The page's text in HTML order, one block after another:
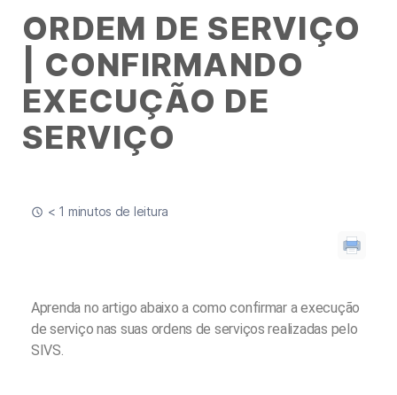
ORDEM DE SERVIÇO
| CONFIRMANDO
EXECUÇÃO DE
SERVIÇO
< 1 minutos de leitura
Aprenda no artigo abaixo a como confirmar a execução
de serviço nas suas ordens de serviços realizadas pelo
SIVS.